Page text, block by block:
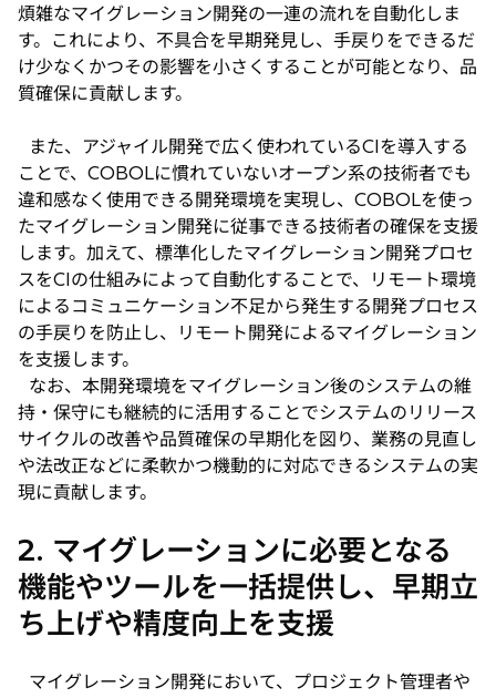
煩雑なマイグレーション開発の一連の流れを自動化しま
す。これにより、不具合を早期発見し、手戻りをできるだ
け少なくかつその影響を小さくすることが可能となり、品
質確保に貢献します。
また、アジャイル開発で広く使われているCIを導入する
ことで、COBOLに慣れていないオープン系の技術者でも
違和感なく使用できる開発環境を実現し、COBOLを使っ
たマイグレーション開発に従事できる技術者の確保を支援
します。加えて、標準化したマイグレーション開発プロセ
スをCIの仕組みによって自動化することで、リモート環境
によるコミュニケーション不足から発生する開発プロセス
の手戻りを防止し、リモート開発によるマイグレーション
を支援します。
なお、本開発環境をマイグレーション後のシステムの維
持・保守にも継続的に活用することでシステムのリリース
サイクルの改善や品質確保の早期化を図り、業務の見直し
や法改正などに柔軟かつ機動的に対応できるシステムの実
現に貢献します。
2. マイグレーションに必要となる
機能やツールを一括提供し、早期立
ち上げや精度向上を支援
マイグレーション開発において、プロジェクト管理者や